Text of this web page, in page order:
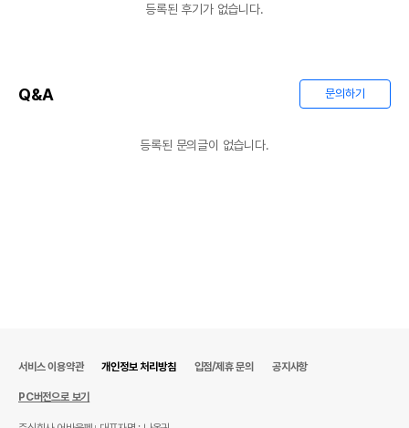
등록된 후기가 없습니다.
Q&A 문의하기
등록된 문의글이 없습니다.
서비스 이용약관 개인정보 처리방침 입점/제휴 문의 공지사항
PC버전으로 보기